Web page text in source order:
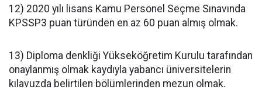
12) 2020 yılı lisans Kamu Personel Seçme Sınavında
KPSSP3 puan türünden en az 60 puan almış olmak.
13) Diploma denkliği Yükseköğretim Kurulu tarafından
onaylanmış olmak kaydıyla yabancı üniversitelerin
kılavuzda belirtilen bölümlerinden mezun olmak.